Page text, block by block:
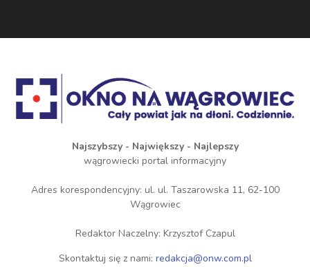
Najszybszy - Największy - Najlepszy
wągrowiecki portal informacyjny
Adres korespondencyjny: ul. ul. Taszarowska 11, 62-100
Wągrowiec
Redaktor Naczelny: Krzysztof Czapul
Skontaktuj się z nami: redakcja@onw.com.pl